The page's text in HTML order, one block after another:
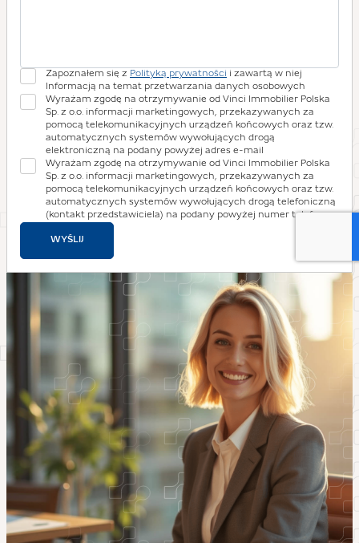
Zapoznałem się z Polityką prywatności i zawartą w niej
Informacją na temat przetwarzania danych osobowych
Wyrażam zgodę na otrzymywanie od Vinci Immobilier Polska
Sp. z o.o. informacji marketingowych, przekazywanych za
pomocą telekomunikacyjnych urządzeń końcowych oraz tzw.
automatycznych systemów wywołujących drogą
elektroniczną na podany powyżej adres e-mail
Wyrażam zgodę na otrzymywanie od Vinci Immobilier Polska
Sp. z o.o. informacji marketingowych, przekazywanych za
pomocą telekomunikacyjnych urządzeń końcowych oraz tzw.
automatycznych systemów wywołujących drogą telefoniczną
(kontakt przedstawiciela) na podany powyżej numer telefonu
WYŚLIJ